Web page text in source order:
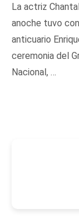
La actriz
anoche tuvo
anticuario
ceremonia del
Nacional, …